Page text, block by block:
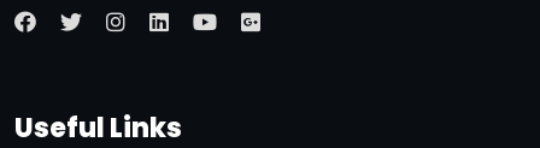
Useful Links